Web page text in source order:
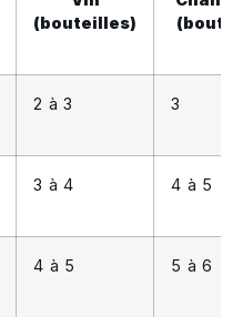
(bouteilles)
2 à 3 3
3 à 4 4 à 5
4 à 5 5 à 6